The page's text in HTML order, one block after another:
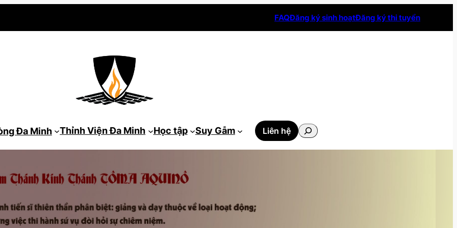
FAQĐăng ký sinh hoạtĐăng ký thi tuyển
Đa Minh Thỉnh Viện Đa Minh Học tập Suy Gẫm Liên hệ
Tìm
kiếm